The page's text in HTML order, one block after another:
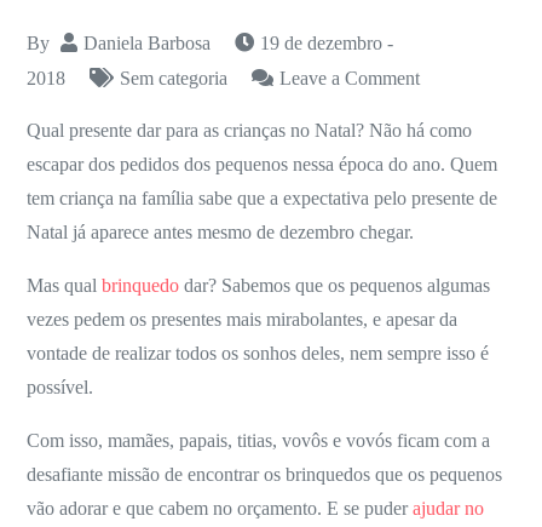
By Daniela Barbosa
19 de dezembro -
2018
Sem categoria Leave a Comment
presente
de
Natal
Qual presente dar para as crianças no Natal? Não há como
escapar dos pedidos dos pequenos nessa época do ano. Quem
tem criança na família sabe que a expectativa pelo presente de
Natal já aparece antes mesmo de dezembro chegar.
Mas qual brinquedo dar? Sabemos que os pequenos algumas
vezes pedem os presentes mais mirabolantes, e apesar da
vontade de realizar todos os sonhos deles, nem sempre isso é
possível.
Com isso, mamães, papais, titias, vovôs e vovós ficam com a
desafiante missão de encontrar os brinquedos que os pequenos
vão adorar e que cabem no orçamento. E se puderajudar no